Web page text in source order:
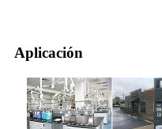
Aplicación